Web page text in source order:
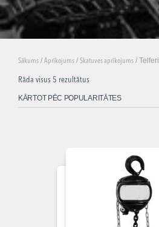
Sākums / Aprīkojums / Skatuves aprīkojums / Telferi
Rāda visus 5 rezultātus